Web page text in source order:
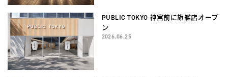
PUBLIC TOKYO 神宮前に旗艦店オープ
ン
2026.06.25